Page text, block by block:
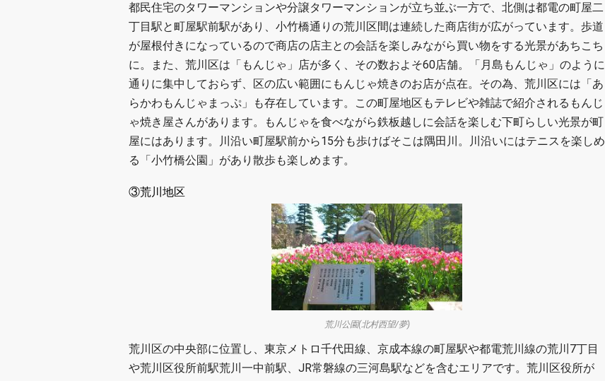
都民住宅のタワーマンションや分譲タワーマンションが立ち並ぶ一方で、北側は都電の町屋二
丁目駅と町屋駅前駅があり、小竹橋通りの荒川区間は連続した商店街が広がっています。歩道
が屋根付きになっているので商店の店主との会話を楽しみながら買い物をする光景があちこち
に。また、荒川区は「もんじゃ」店が多く、その数およそ60店舗。「月島もんじゃ」のように
通りに集中しておらず、区の広い範囲にもんじゃ焼きのお店が点在。その為、荒川区には「あ
らかわもんじゃまっぷ」も存在しています。この町屋地区もテレビや雑誌で紹介されるもんじ
ゃ焼き屋さんがあります。もんじゃを食べながら鉄板越しに会話を楽しむ下町らしい光景が町
屋にはあります。川沿い町屋駅前から15分も歩けばそこは隅田川。川沿いにはテニスを楽しめ
る「小竹橋公園」があり散歩も楽しめます。
③荒川地区
荒川公園(北村西望/夢)
荒川区の中央部に位置し、東京メトロ千代田線、京成本線の町屋駅や都電荒川線の荒川7丁目
や荒川区役所前駅荒川一中前駅、JR常磐線の三河島駅などを含むエリアです。荒川区役所が